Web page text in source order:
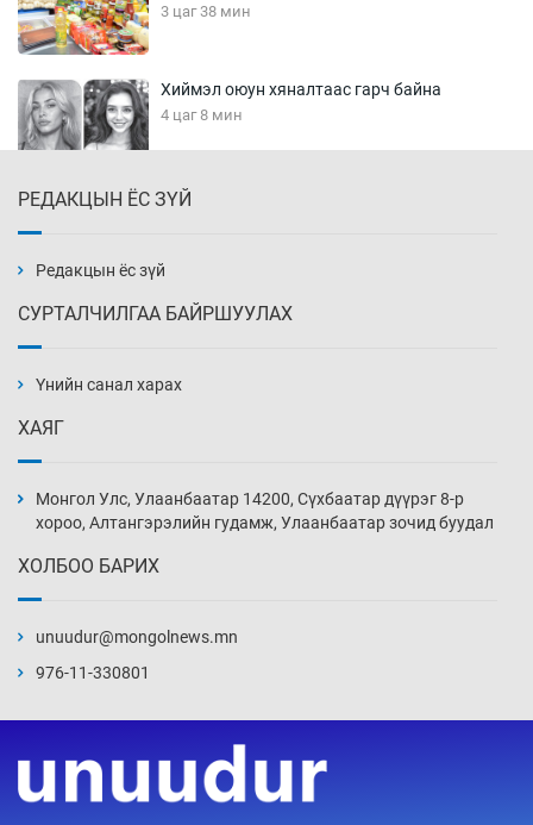
3 цаг 38 мин
Хиймэл оюун хяналтаас гарч байна
4 цаг 8 мин
4 цаг 38 мин
нэмэгджээ
5 цаг 8 мин
5 цаг 38 мин
6 цаг 8 мин
РЕДАКЦЫН ЁС ЗҮЙ
Редакцын ёс зүй
СУРТАЛЧИЛГАА БАЙРШУУЛАХ
Үнийн санал харах
ХАЯГ
Монгол Улс, Улаанбаатар 14200, Сүхбаатар дүүрэг 8-р
хороо, Алтангэрэлийн гудамж, Улаанбаатар зочид буудал
ХОЛБОО БАРИХ
unuudur@mongolnews.mn
976-11-330801